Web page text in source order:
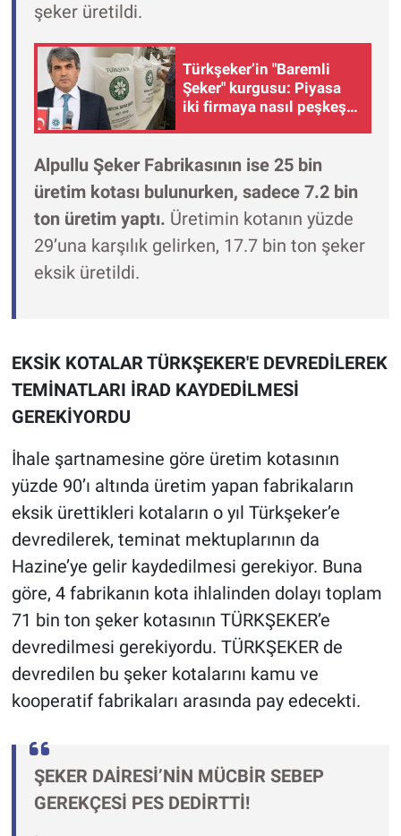
şeker üretildi.
Türkşeker’in "Baremli
Şeker" kurgusu: Piyasa
iki firmaya nasıl peşkeş
Alpullu Şeker Fabrikasının ise 25 bin
üretim kotası bulunurken, sadece 7.2 bin
ton üretim yaptı. Üretimin kotanın yüzde
29’una karşılık gelirken, 17.7 bin ton şeker
eksik üretildi.
EKSİK KOTALAR TÜRKŞEKER'E DEVREDİLEREK
TEMİNATLARI İRAD KAYDEDİLMESİ
GEREKİYORDU
İhale şartnamesine göre üretim kotasının
yüzde 90’ı altında üretim yapan fabrikaların
eksik ürettikleri kotaların o yıl Türkşeker’e
devredilerek, teminat mektuplarının da
Hazine’ye gelir kaydedilmesi gerekiyor. Buna
göre, 4 fabrikanın kota ihlalinden dolayı toplam
71 bin ton şeker kotasının TÜRKŞEKER’e
devredilmesi gerekiyordu. TÜRKŞEKER de
devredilen bu şeker kotalarını kamu ve
kooperatif fabrikaları arasında pay edecekti.
ŞEKER DAİRESİ’NİN MÜCBİR SEBEP
GEREKÇESİ PES DEDİRTTİ!